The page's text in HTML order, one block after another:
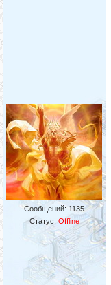
Сообщений: 1135
Статус: Offline